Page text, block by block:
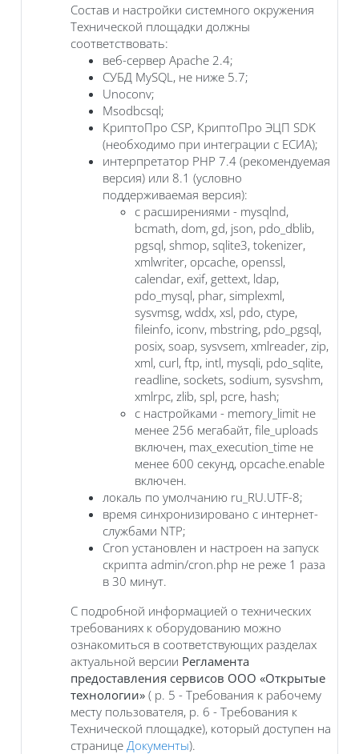
Состав и настройки системного окружения
Технической площадки должны
соответствовать:
веб-сервер Apache 2.4;
СУБД MySQL, не ниже 5.7;
Unoconv;
Msodbcsql;
КриптоПро CSP, КриптоПро ЭЦП SDK
(необходимо при интеграции с ЕСИА);
интерпретатор PHP 7.4 (рекомендуемая
версия) или 8.1 (условно
поддерживаемая версия):
с расширениями - mysqlnd,
bcmath, dom, gd, json, pdo_dblib,
pgsql, shmop, sqlite3, tokenizer,
xmlwriter, opcache, openssl,
calendar, exif, gettext, ldap,
pdo_mysql, phar, simplexml,
sysvmsg, wddx, xsl, pdo, ctype,
fileinfo, iconv, mbstring, pdo_pgsql,
posix, soap, sysvsem, xmlreader, zip,
xml, curl, ftp, intl, mysqli, pdo_sqlite,
readline, sockets, sodium, sysvshm,
xmlrpc, zlib, spl, pcre, hash;
с настройками - memory_limit не
менее 256 мегабайт, file_uploads
включен, max_execution_time не
менее 600 секунд, opcache.enable
включен.
локаль по умолчанию ru_RU.UTF-8;
время синхронизировано с интернет-
службами NTP;
Cron установлен и настроен на запуск
скрипта admin/cron.php не реже 1 раза
в 30 минут.
С подробной информацией о технических
требованиях к оборудованию можно
ознакомиться в соответствующих разделах
актуальной версии Регламента
предоставления сервисов ООО «Открытые
технологии» ( р. 5 - Требования к рабочему
месту пользователя, р. 6 - Требования к
Технической площадке), который доступен на
странице Документы).